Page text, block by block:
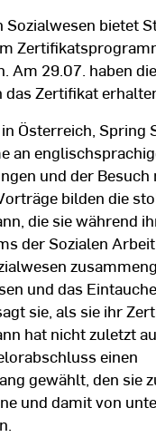
Sozialwesen bietet
Am 29.07. haben
Zertifikat
Österreich, Spring
an
und der
bilden die
die sie während
der Sozialen
und das
sie, als sie ihr
hat nicht zuletzt
einen
gewählt, den sie
und damit von